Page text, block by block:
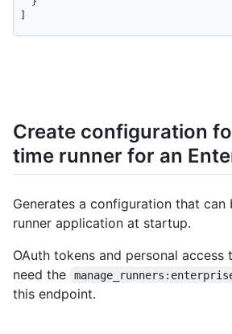
]
Create configuration
time runner for an
Generates a configuration that can
runner application at startup.
OAuth tokens and personal access
need the
this endpoint.